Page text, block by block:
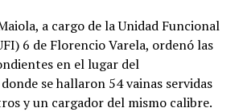
a cargo de la Unidad Funcional
6 de Florencio Varela, ordenó las
en el lugar del
se hallaron 54 vainas servidas
y un cargador del mismo calibre.